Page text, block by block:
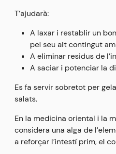
T’ajudarà:
A laxar i restablir un
pel seu alt contingut
A eliminar residus de
A saciar i potenciar la
Es fa servir sobretot per
salats.
En la medicina oriental i la
considera una alga de
a reforçar l’intestí prim, el